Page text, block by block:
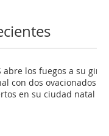
abre los fuegos a su gira
con dos ovacionados
en su ciudad natal